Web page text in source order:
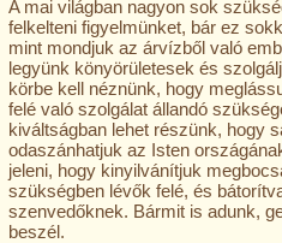
A mai világban nagyon sok
felkelteni figyelmünket, bár ez
mint mondjuk az árvízből való
legyünk könyörületesek és
körbe kell néznünk, hogy
felé való szolgálat állandó
kiváltságban lehet részünk, hogy
odaszánhatjuk az Isten
jeleni, hogy kinyilvánítjuk
szükségben lévők felé, és
szenvedőknek. Bármit is adunk,
beszél.